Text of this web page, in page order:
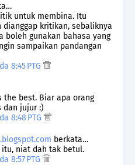
untuk membina. Itu
dianggap kritikan, sebaliknya
boleh gunakan bahasa yang
sampaikan pandangan
8:45 PTG
the best. Biar apa orang
dan jujur :)
8:48 PTG
berkata…
itu, niat dah tak betul.
8:57 PTG